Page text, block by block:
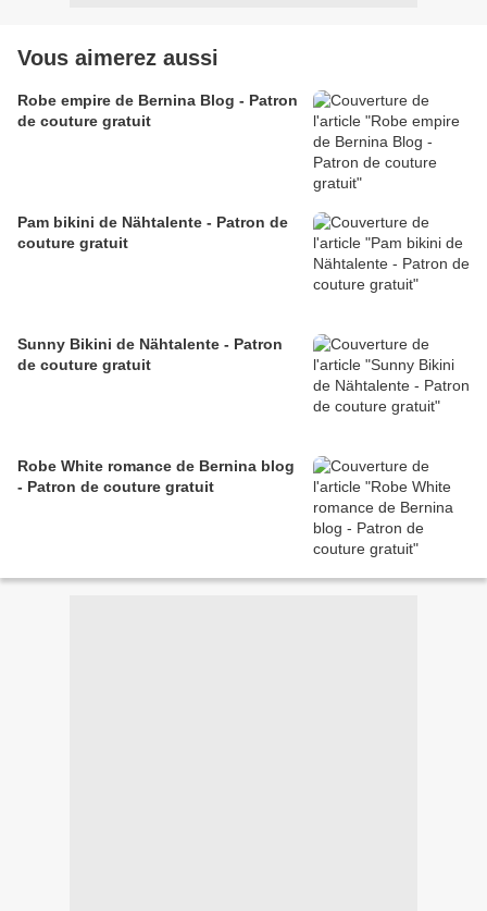
Vous aimerez aussi
Robe empire de Bernina Blog - Patron
de couture gratuit
Pam bikini de Nähtalente - Patron de
couture gratuit
Sunny Bikini de Nähtalente - Patron
de couture gratuit
Robe White romance de Bernina blog
- Patron de couture gratuit